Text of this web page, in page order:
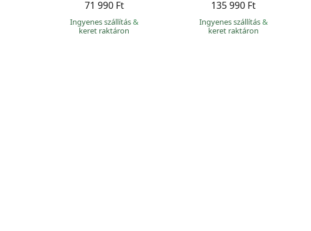
71 990 Ft
Ingyenes szállítás&
keret raktáron
135 990 Ft
Ingyenes szállítás&
keret raktáron